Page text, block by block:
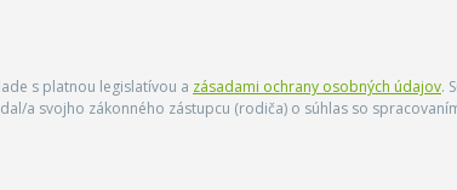
s platnou legislatívou a zásadami ochrany osobných údajov.
a svojho zákonného zástupcu (rodiča) o súhlas so